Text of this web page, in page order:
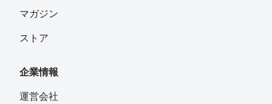
マガジン
ストア
企業情報
運営会社